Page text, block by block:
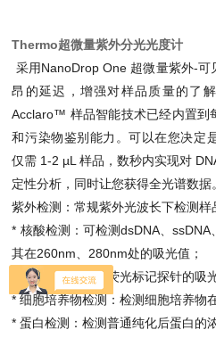
Thermo超微量紫外分光光度计
采用NanoDrop One 超微量紫外-
昂的延迟，增强对样品质量的了
Acclaro™ 样品智能技术已经内置到
和污染物鉴别能力。可以在您决定
仅需 1-2 µL 样品，数秒内实现对
定性分析，同时让您获得全光谱数据
紫外检测：常规紫外光波长下检测样
* 核酸检测：可检测dsDNA、
其在260nm、280nm处的吸光值；
* 探针检测：检测荧光标记探针的吸
* 细胞培养物检测：检测细胞培养物
* 蛋白检测：检测普通纯化后蛋白的